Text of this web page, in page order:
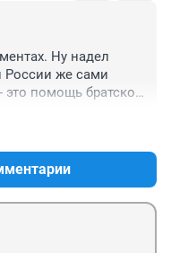
Ну надел
России же сами
это помощь братской